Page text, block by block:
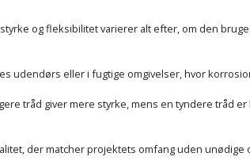
og fleksibilitet varierer alt efter, om den
udendørs eller i fugtige omgivelser, hvor
tråd giver mere styrke, mens en tyndere tråd
der matcher projektets omfang uden unødige